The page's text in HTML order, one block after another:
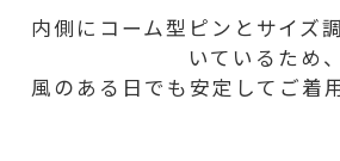
内側にコーム型ピンとサイズ
いているため、
風のある日でも安定してご着